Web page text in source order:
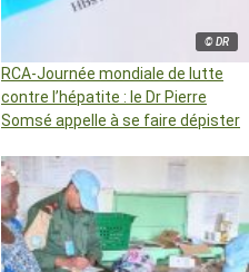
© DR
RCA-Journée mondiale de lutte
contre l’hépatite : le Dr Pierre
Somsé appelle à se faire dépister